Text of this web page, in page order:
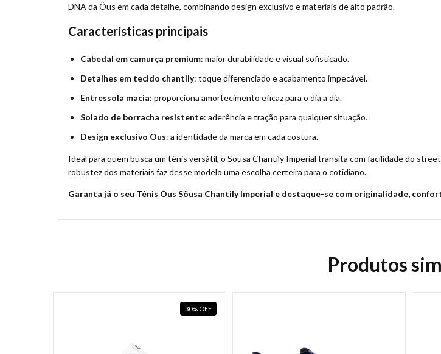
DNA da Öus em cada detalhe, combinando design exclusivo e materiais de alto padrão.
Características principais
Cabedal em camurça premium: maior durabilidade e visual sofisticado.
Detalhes em tecido chantily: toque diferenciado e acabamento impecável.
Entressola macia: proporciona amortecimento eficaz para o dia a dia.
Solado de borracha resistente: aderência e tração para qualquer situação.
Design exclusivo Öus: a identidade da marca em cada costura.
Ideal para quem busca um tênis versátil, o Söusa Chantily Imperial transita com facilidade do
robustez dos materiais faz desse modelo uma escolha certeira para o cotidiano.
Garanta já o seu Tênis Öus Söusa Chantily Imperial e destaque-se com originalidade,
Produtos
30% OFF